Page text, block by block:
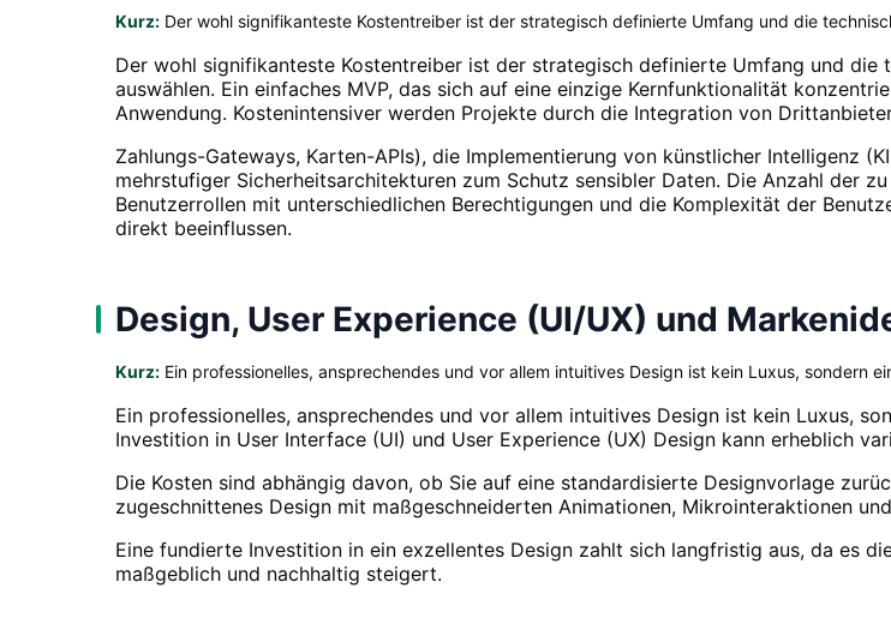
Kurz: Der wohl signifikanteste Kostentreiber ist der strategisch definierte Umfang und die
Der wohl signifikanteste Kostentreiber ist der strategisch definierte Umfang und die
auswählen. Ein einfaches MVP, das sich auf eine einzige Kernfunktionalität
Anwendung. Kostenintensiver werden Projekte durch die Integration von
Zahlungs-Gateways, Karten-APIs), die Implementierung von künstlicher Intelligenz
mehrstufiger Sicherheitsarchitekturen zum Schutz sensibler Daten. Die Anzahl der
Benutzerrollen mit unterschiedlichen Berechtigungen und die Komplexität der
direkt beeinflussen.
Design, User Experience (UI/UX) und
Kurz: Ein professionelles, ansprechendes und vor allem intuitives Design ist kein Luxus, sondern
Ein professionelles, ansprechendes und vor allem intuitives Design ist kein Luxus,
Investition in User Interface (UI) und User Experience (UX) Design kann erheblich
Die Kosten sind abhängig davon, ob Sie auf eine standardisierte Designvorlage
zugeschnittenes Design mit maßgeschneiderten Animationen, Mikrointeraktionen
Eine fundierte Investition in ein exzellentes Design zahlt sich langfristig aus, da es
maßgeblich und nachhaltig steigert.